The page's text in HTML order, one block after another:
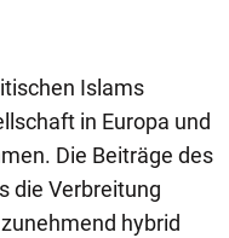
Islams
in Europa und
Die Beiträge des
die Verbreitung
hybrid